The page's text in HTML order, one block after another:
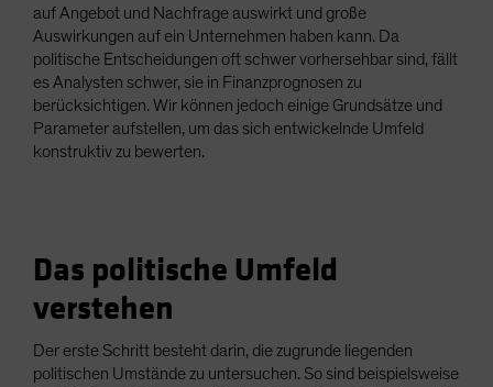
auf Angebot und Nachfrage auswirkt und große
Auswirkungen auf ein Unternehmen haben kann. Da
politische Entscheidungen oft schwer vorhersehbar sind, fällt
es Analysten schwer, sie in Finanzprognosen zu
berücksichtigen. Wir können jedoch einige Grundsätze und
Parameter aufstellen, um das sich entwickelnde Umfeld
konstruktiv zu bewerten.
Das politische Umfeld
verstehen
Der erste Schritt besteht darin, die zugrunde liegenden
politischen Umstände zu untersuchen. So sind beispielsweise